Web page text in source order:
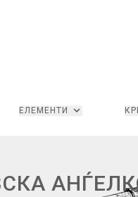
ЕЛЕМЕНТИ